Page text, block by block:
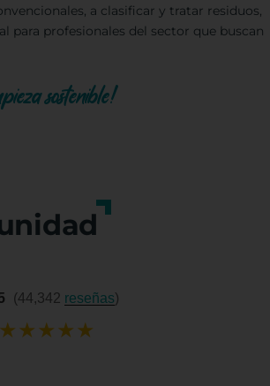
a clasificar y tratar residuos,
para profesionales del sector que buscan
sostenible!
(44,342 reseñas)
★★★★★